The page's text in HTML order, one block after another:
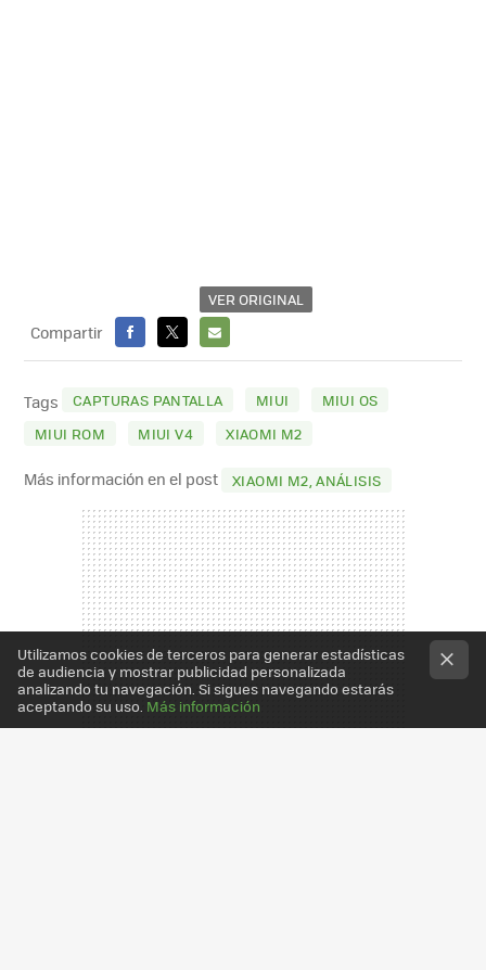
VER ORIGINAL
Compartir
FACEBOOK
X
E-
MAIL
Tags CAPTURAS PANTALLA MIUI
MIUI OS
MIUI ROM
MIUI V4 XIAOMI M2
Más información en el post XIAOMI M2, ANÁLISIS
Utilizamos cookies de terceros para generar estadísticas
de audiencia y mostrar publicidad personalizada
analizando tu navegación. Si sigues navegando estarás
aceptando su uso. Más información